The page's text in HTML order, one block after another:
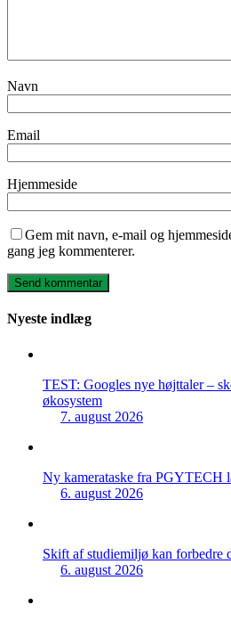
Navn
Email
Hjemmeside
Gem mit navn, e-mail og
gang jeg kommenterer.
Nyeste indlæg
TEST: Googles nye højttaler –
økosystem
7. august 2026
Ny kamerataske fra PGYTECH
6. august 2026
Skift af studiemiljø kan forbedre
6. august 2026